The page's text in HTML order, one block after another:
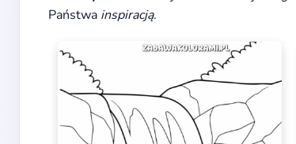
Państwa inspiracją.